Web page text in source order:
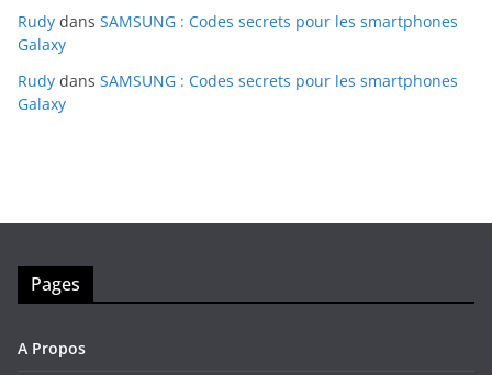
Rudy dans SAMSUNG : Codes secrets pour les smartphones
Galaxy
Rudy dans SAMSUNG : Codes secrets pour les smartphones
Galaxy
Pages
A Propos